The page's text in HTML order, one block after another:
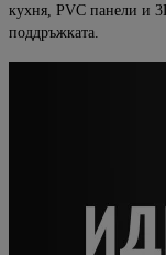
кухня, PVC панели и
поддръжката.